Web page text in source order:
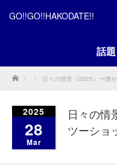
GO!!GO!!HAKODATE!!
話
Home 日々の情景（2025）〜懐
2025
28
Mar
日々の情
ツーショ